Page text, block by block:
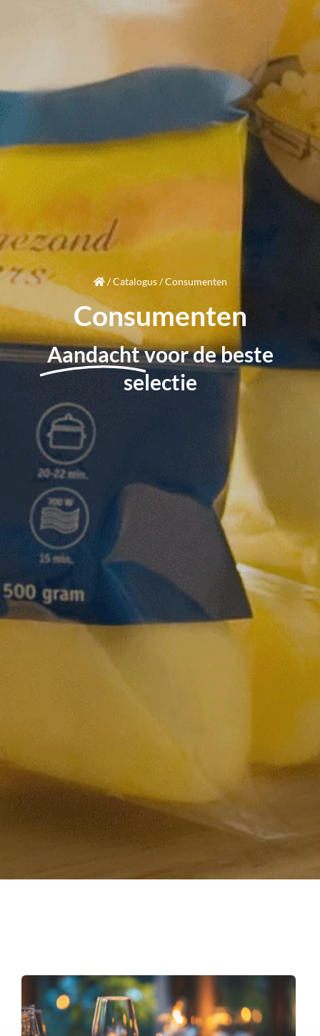
/Catalogus/Consumenten
Consumenten
Aandachtvoor de beste
selectie